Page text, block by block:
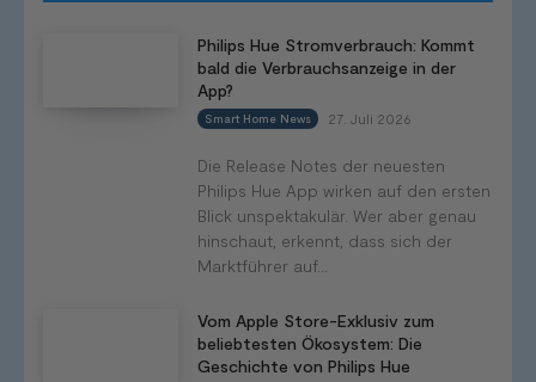
Philips Hue Stromverbrauch: Kommt
bald die Verbrauchsanzeige in der
App?
Smart Home News 27. Juli 2026
Die Release Notes der neuesten
Philips Hue App wirken auf den ersten
Blick unspektakulär. Wer aber genau
hinschaut, erkennt, dass sich der
Marktführer auf...
Vom Apple Store-Exklusiv zum
beliebtesten Ökosystem: Die
Geschichte von Philips Hue